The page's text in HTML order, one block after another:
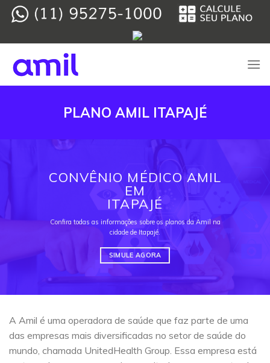
Skip
PLANO AMIL ITAPAJÉ
CONVÊNIO MÉDICO AMIL
EM
ITAPAJÉ
Confira todas as informações sobre os planos da Amil na
cidade de Itapajé.
SIMULE AGORA
A Amil é uma operadora de saúde que faz parte de uma
das empresas mais diversificadas no setor de saúde do
mundo, chamada UnitedHealth Group. Essa empresa está